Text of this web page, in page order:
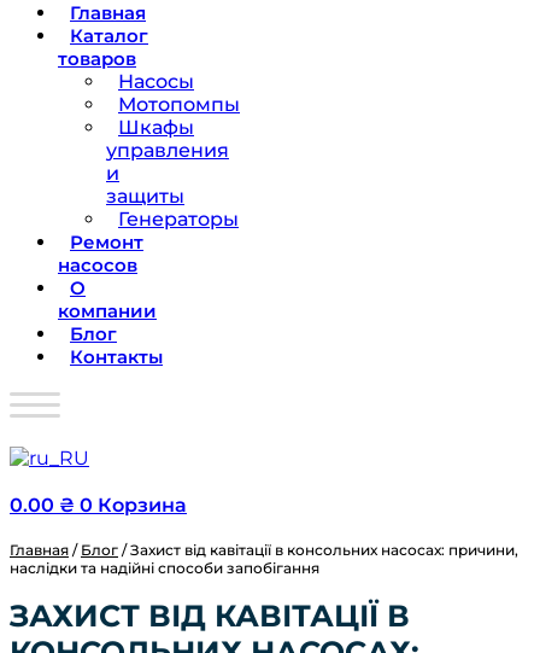
Главная
Каталог
товаров
Насосы
Мотопомпы
Шкафы
управления
и
защиты
Генераторы
Ремонт
насосов
О
компании
Блог
Контакты
0.00 ₴ 0 Корзина
Главная / Блог / Захист від кавітації в консольних насосах: причини,
наслідки та надійні способи запобігання
ЗАХИСТ ВІД КАВІТАЦІЇ В